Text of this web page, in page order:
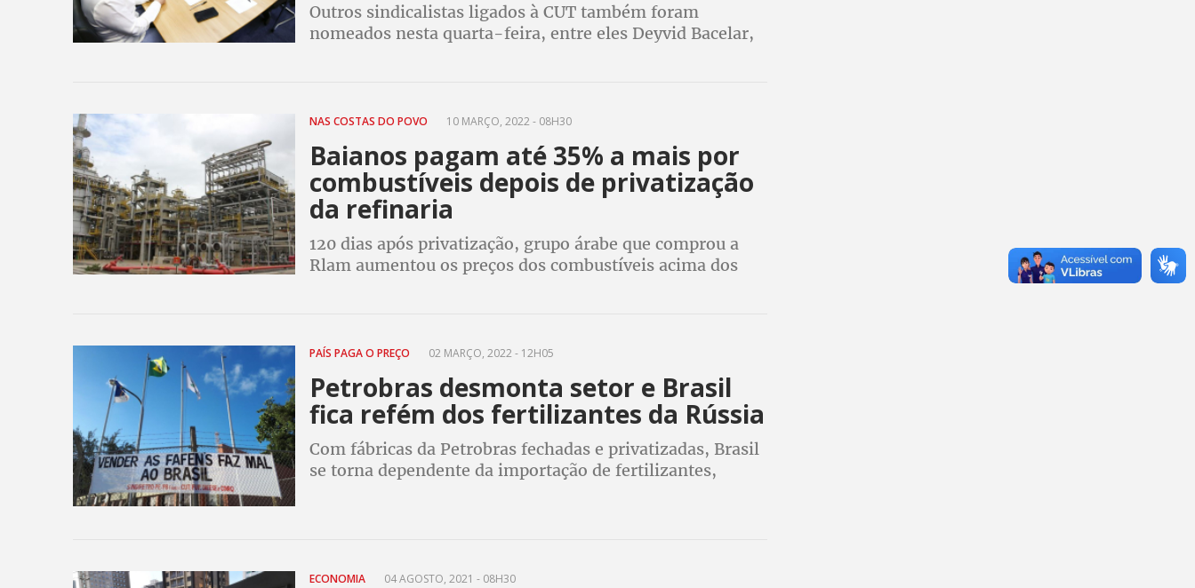
Outros sindicalistas ligados à CUT também foram
nomeados nesta quarta-feira, entre eles Deyvid Bacelar,
NAS COSTAS DO POVO 10 MARÇO, 2022 - 08H30
Baianos pagam até 35% a mais por
combustíveis depois de privatização
da refinaria
120 dias após privatização, grupo árabe que comprou a
Rlam aumentou os preços dos combustíveis acima dos
PAÍS PAGA O PREÇO 02 MARÇO, 2022 - 12H05
Petrobras desmonta setor e Brasil
fica refém dos fertilizantes da Rússia
Com fábricas da Petrobras fechadas e privatizadas, Brasil
se torna dependente da importação de fertilizantes,
ECONOMIA 04 AGOSTO, 2021 - 08H30